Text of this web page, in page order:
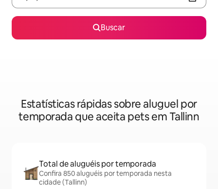
Buscar
Estatísticas rápidas sobre aluguel por
temporada que aceita pets em Tallinn
Total de aluguéis por temporada
Confira 850 aluguéis por temporada nesta
cidade (Tallinn)